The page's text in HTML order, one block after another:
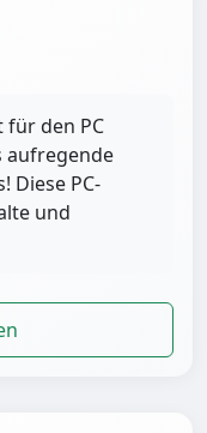
für den PC
aufregende
Diese PC-
und